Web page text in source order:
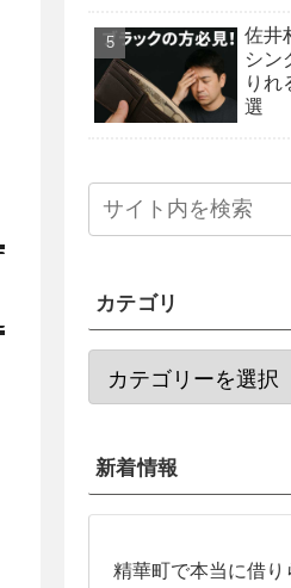
佐井
シン
りれ
選
カテゴリ
新着情報
精華町で本当に借